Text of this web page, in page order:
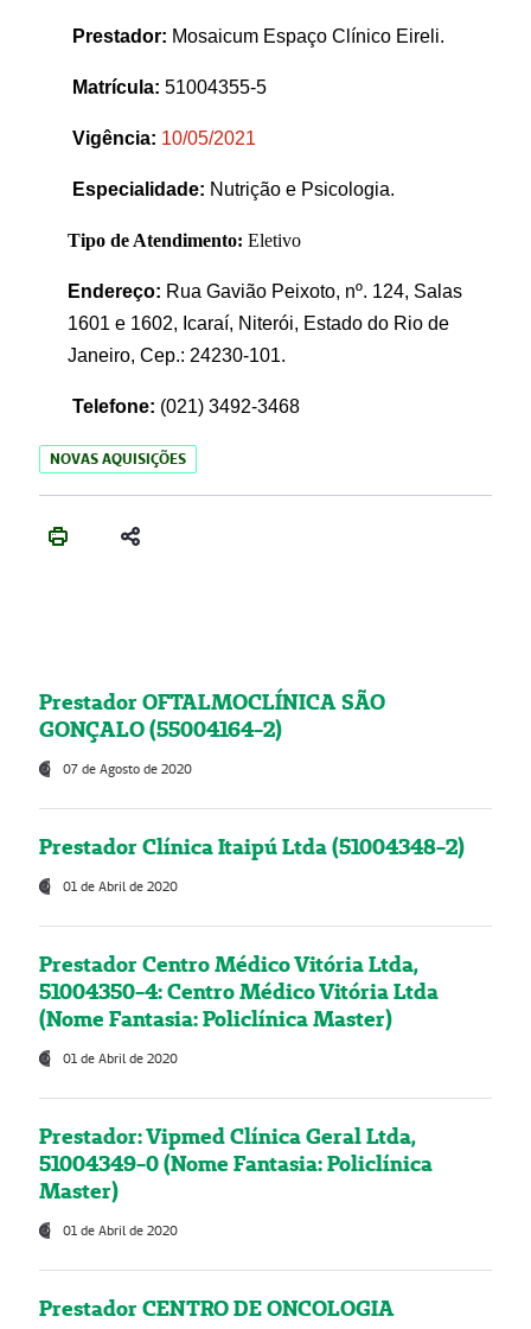
Prestador: Mosaicum Espaço Clínico Eireli.
Matrícula: 51004355-5
Vigência: 10/05/2021
Especialidade: Nutrição e Psicologia.
Tipo de Atendimento: Eletivo
Endereço: Rua Gavião Peixoto, nº. 124, Salas
1601 e 1602, Icaraí, Niterói, Estado do Rio de
Janeiro, Cep.: 24230-101.
Telefone: (021) 3492-3468
NOVAS AQUISIÇÕES
Prestador OFTALMOCLÍNICA SÃO
GONÇALO (55004164-2)
07 de Agosto de 2020
Prestador Clínica Itaipú Ltda (51004348-2)
01 de Abril de 2020
Prestador Centro Médico Vitória Ltda,
51004350-4: Centro Médico Vitória Ltda
(Nome Fantasia: Policlínica Master)
01 de Abril de 2020
Prestador: Vipmed Clínica Geral Ltda,
51004349-0 (Nome Fantasia: Policlínica
Master)
01 de Abril de 2020
Prestador CENTRO DE ONCOLOGIA